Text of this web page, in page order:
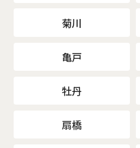
菊川
亀戸
牡丹
扇橋